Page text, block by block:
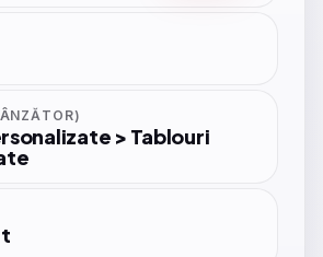
> Tablouri